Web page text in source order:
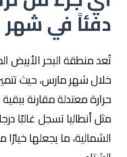
دفئاً في
تُعد منطقة البحر الأبيض
خلال شهر مارس، حيث
حرارة معتدلة مقارنة
مثلأنطالياتسجل غالبًا
الشمالية، ما يجعلها